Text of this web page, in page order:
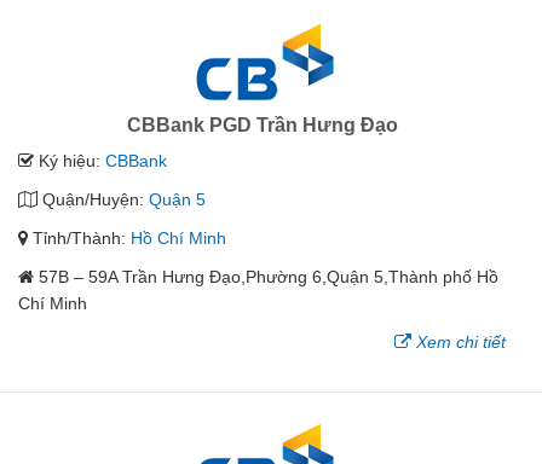
CBBank PGD Trần Hưng Đạo
Ký hiệu: CBBank
Quận/Huyện: Quận 5
Tỉnh/Thành: Hồ Chí Minh
57B – 59A Trần Hưng Đạo,Phường 6,Quận 5,Thành phố Hồ
Chí Minh
Xem chi tiết